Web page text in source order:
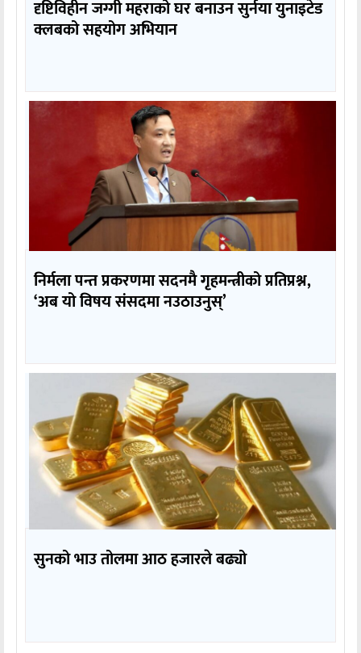
दृष्टिविहीन जग्गी महराको घर बनाउन सुर्नया युनाइटेड
क्लबको सहयोग अभियान
निर्मला पन्त प्रकरणमा सदनमै गृहमन्त्रीको प्रतिप्रश्न,
‘अब यो विषय संसदमा नउठाउनुस्’
सुनको भाउ तोलमा आठ हजारले बढ्यो